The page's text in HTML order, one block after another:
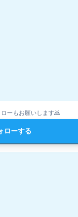
ーもお願いします🙇
ローする